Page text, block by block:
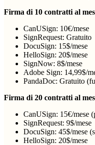
Firma di 10 contratti al
CanUSign: 10€/mese
SignRequest: Gratuito
DocuSign: 15$/mese
HelloSign: 20$/mese
SignNow: 8$/mese
Adobe Sign: 14,99$/
PandaDoc: Gratuito
Firma di 20 contratti al
CanUSign: 15€/mese
SignRequest: 9$/mese
DocuSign: 45$/mese
HelloSign: 20$/mese